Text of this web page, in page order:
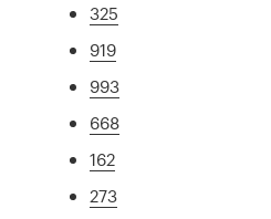
325
919
993
668
162
273